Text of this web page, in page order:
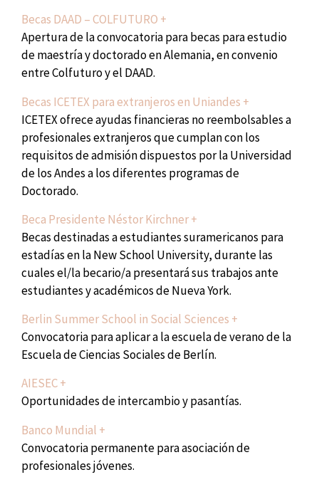
Becas DAAD – COLFUTURO +
Apertura de la convocatoria para becas para estudio
de maestría y doctorado en Alemania, en convenio
entre Colfuturo y el DAAD.
Becas ICETEX para extranjeros en Uniandes +
ICETEX ofrece ayudas financieras no reembolsables a
profesionales extranjeros que cumplan con los
requisitos de admisión dispuestos por la Universidad
de los Andes a los diferentes programas de
Doctorado.
Beca Presidente Néstor Kirchner +
Becas destinadas a estudiantes suramericanos para
estadías en la New School University, durante las
cuales el/la becario/a presentará sus trabajos ante
estudiantes y académicos de Nueva York.
Berlin Summer School in Social Sciences +
Convocatoria para aplicar a la escuela de verano de la
Escuela de Ciencias Sociales de Berlín.
AIESEC +
Oportunidades de intercambio y pasantías.
Banco Mundial +
Convocatoria permanente para asociación de
profesionales jóvenes.